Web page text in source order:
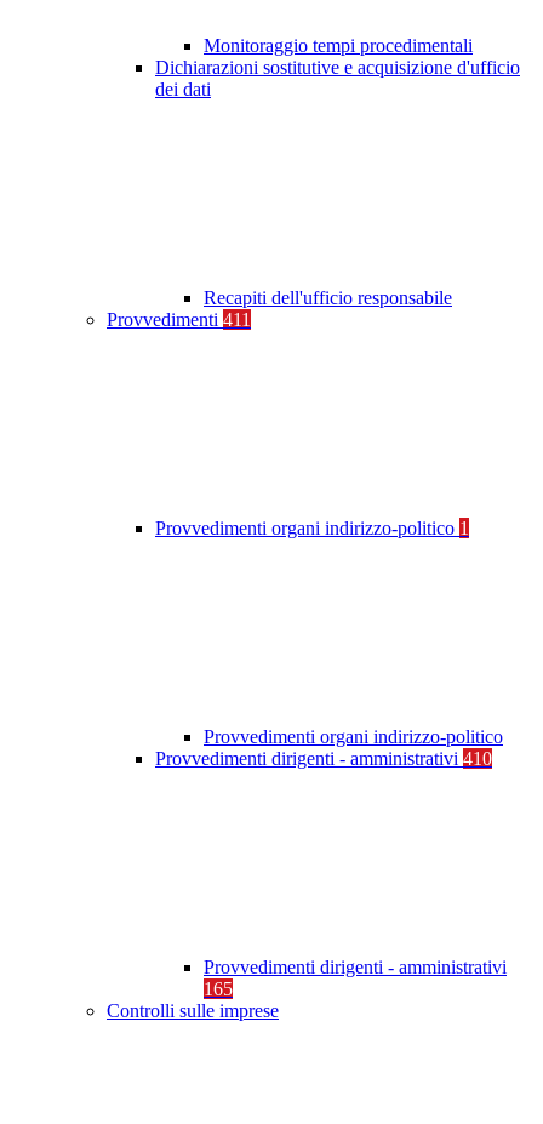
Monitoraggio tempi procedimentali
Dichiarazioni sostitutive e acquisizione d'ufficio
dei dati
Recapiti dell'ufficio responsabile
Provvedimenti 411
Provvedimenti organi indirizzo-politico 1
Provvedimenti organi indirizzo-politico
Provvedimenti dirigenti - amministrativi 410
Provvedimenti dirigenti - amministrativi
165
Controlli sulle imprese